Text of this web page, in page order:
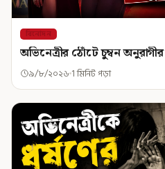
বিনোদন
অভিনেত্রীর ঠোঁটে চুম্বন অনুরাগীর
৯/৮/২০২৬ 1 মিনিট পড়া